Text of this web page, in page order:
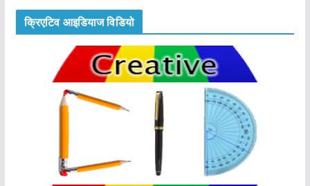
क्रिएटिव आइडियाज विडियो